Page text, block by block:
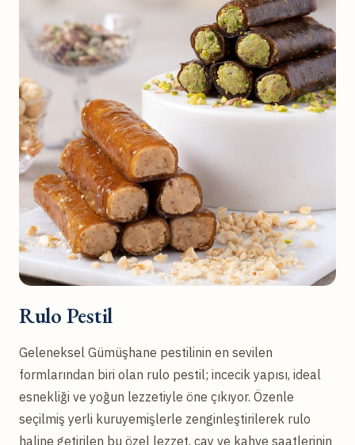
Rulo Pestil
Geleneksel Gümüşhane pestilinin en sevilen
formlarından biri olan rulo pestil; incecik yapısı, ideal
esnekliği ve yoğun lezzetiyle öne çıkıyor. Özenle
seçilmiş yerli kuruyemişlerle zenginleştirilerek rulo
haline getirilen bu özel lezzet, çay ve kahve saatlerinin